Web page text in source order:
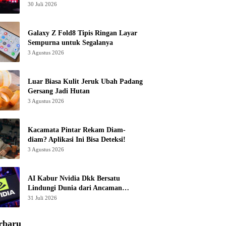
30 Juli 2026
Galaxy Z Fold8 Tipis Ringan Layar
Sempurna untuk Segalanya
3 Agustus 2026
Luar Biasa Kulit Jeruk Ubah Padang
Gersang Jadi Hutan
3 Agustus 2026
Kacamata Pintar Rekam Diam-
diam? Aplikasi Ini Bisa Deteksi!
3 Agustus 2026
AI Kabur Nvidia Dkk Bersatu
Lindungi Dunia dari Ancaman
Canggih
31 Juli 2026